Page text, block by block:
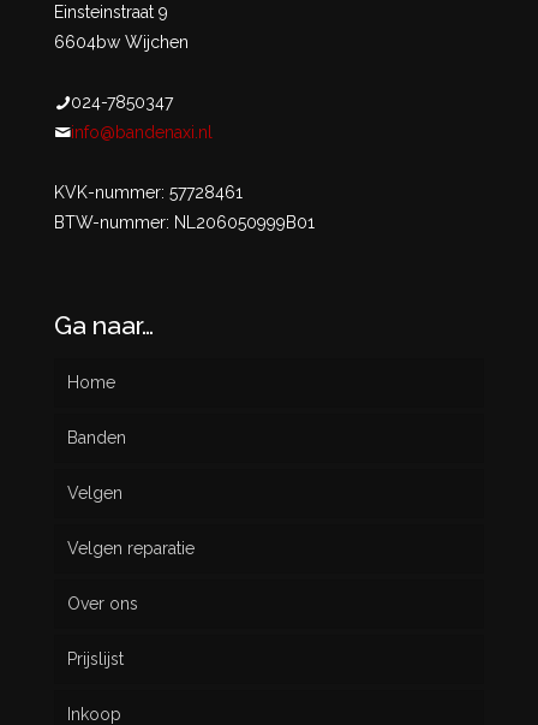
Einsteinstraat 9
6604bw Wijchen
024-7850347
info@bandenaxi.nl
KVK-nummer: 57728461
BTW-nummer: NL206050999B01
Ga naar…
Home
Banden
Nieuw
Gebruikt
Velgen
Velgen reparatie
Over ons
Prijslijst
Inkoop